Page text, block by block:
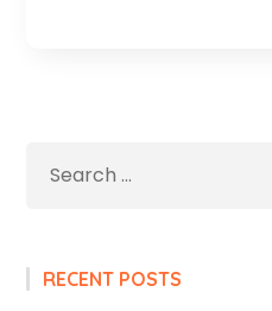
RECENT POSTS